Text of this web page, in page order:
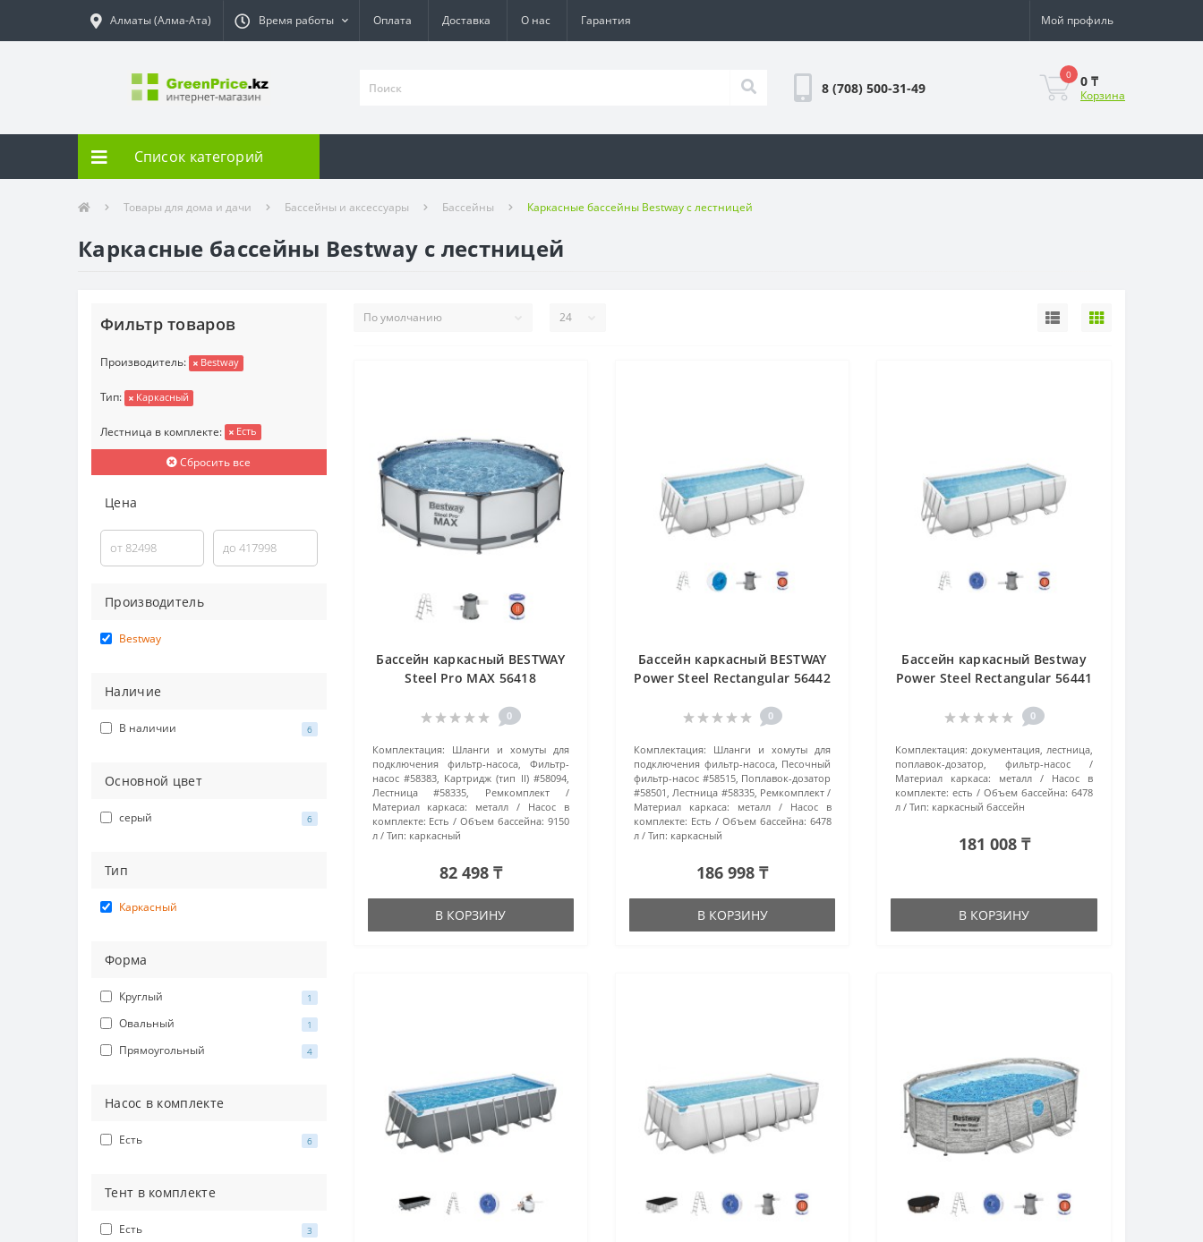
Алматы (Алма-Ата) Время работы Оплата Доставка О нас Гарантия Мой профиль
8 (708) 500-31-49
0 0 ₸
Корзина
Список категорий
Товары для дома и дачи Бассейны и аксессуары Бассейны Каркасные бассейны Bestway с лестницей
Каркасные бассейны Bestway с лестницей
Фильтр товаров
Производитель: Bestway
Тип: Каркасный
Лестница в комплекте: Есть
Сбросить все
Цена
Производитель
Bestway
Наличие
В наличии 6
Основной цвет
серый 6
Тип
Каркасный
Форма
Круглый 1
Овальный 1
Прямоугольный 4
Насос в комплекте
Есть 6
Тент в комплекте
Есть 3
Бассейн каркасный BESTWAY
Steel Pro MAX 56418
0
Комплектация:
Шланги и хомуты для
подключения фильтр-насоса, Фильтр-
насос #58383, Картридж (тип II) #58094,
Лестница #58335, Ремкомплект
Материал каркаса:
металл
Насос в
комплекте: Есть Объем бассейна: 9150
л
Тип: каркасный
82 498 ₸
В КОРЗИНУ
Бассейн каркасный BESTWAY
Power Steel Rectangular 56442
0
Комплектация:
Шланги и хомуты для
подключения фильтр-насоса, Песочный
фильтр-насос #58515, Поплавок-дозатор
#58501, Лестница #58335, Ремкомплект
Материал каркаса:
металл
Насос в
комплекте: Есть Объем бассейна: 6478
л
Тип: каркасный
186 998 ₸
В КОРЗИНУ
Бассейн каркасный Bestway
Power Steel Rectangular 56441
0
Комплектация: документация, лестница,
поплавок-дозатор, фильтр-насос
Материал каркаса:
металл
Насос в
комплекте: есть Объем бассейна: 6478
л
Тип: каркасный бассейн
181 008 ₸
В КОРЗИНУ